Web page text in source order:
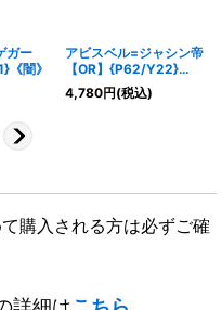
ガー
《闇》
アビスベル=ジャシン帝
【OR】{P62/Y22}
《闇》
4,780円(税込)
購入される方は必ずご確